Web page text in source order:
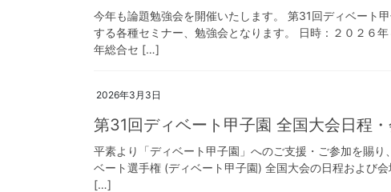
今年も論題勉強会を開催いたします。 第31回ディベート
する各種セミナー、勉強会となります。 日時：２０２６
年総合セ […]
2026年3月3日
第31回ディベート甲子園 全国大会日程
平素より「ディベート甲子園」へのご支援・ご参加を賜
ベート選手権 (ディベート甲子園) 全国大会の日程および
[…]